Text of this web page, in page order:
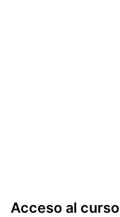
Acceso al curso